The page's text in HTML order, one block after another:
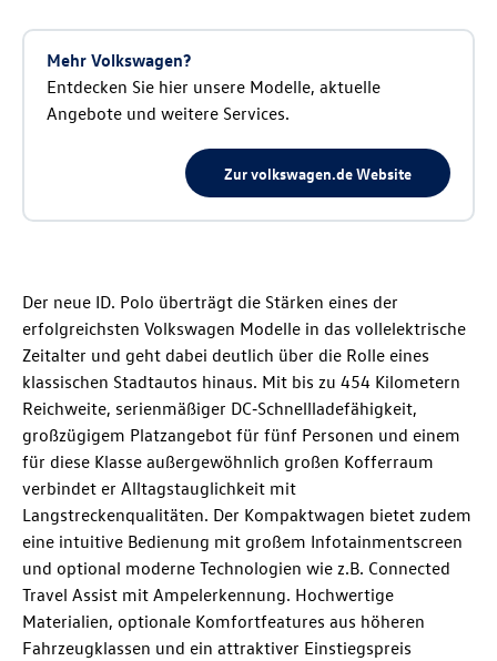
Mehr Volkswagen?
Entdecken Sie hier unsere Modelle, aktuelle
Angebote und weitere Services.
Zur volkswagen.de Website
Der neue ID. Polo überträgt die Stärken eines der
erfolgreichsten Volkswagen Modelle in das vollelektrische
Zeitalter und geht dabei deutlich über die Rolle eines
klassischen Stadtautos hinaus. Mit bis zu 454 Kilometern
Reichweite, serienmäßiger DC‑Schnellladefähigkeit,
großzügigem Platzangebot für fünf Personen und einem
für diese Klasse außergewöhnlich großen Kofferraum
verbindet er Alltagstauglichkeit mit
Langstreckenqualitäten. Der Kompaktwagen bietet zudem
eine intuitive Bedienung mit großem Infotainmentscreen
und optional moderne Technologien wie z.B. Connected
Travel Assist mit Ampelerkennung. Hochwertige
Materialien, optionale Komfortfeatures aus höheren
Fahrzeugklassen und ein attraktiver Einstiegspreis